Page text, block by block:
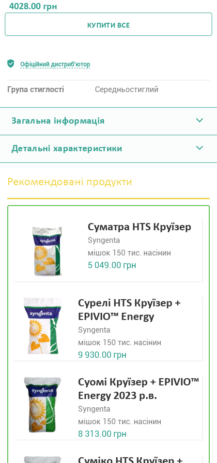
4028.00 грн
КУПИТИ ВСЕ
Офіційний дистриб'ютор
Група стиглості Середньостиглий
Загальна інформація
Детальні характеристики
Рекомендовані продукти
Суматра HTS Круїзер
Syngenta
мішок 150 тис. насінин
5 049.00 грн
Сурелі HTS Круїзер +
EPIVIO™ Energy
Syngenta
мішок 150 тис. насінин
9 930.00 грн
Суомі Круїзер + EPIVIO™
Energy 2023 р.в.
Syngenta
мішок 150 тис. насінин
8 313.00 грн